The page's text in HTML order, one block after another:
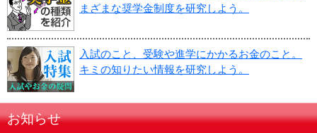
まざまな奨学金制度を研究しよう。
入試のこと、受験や進学にかかるお金のこと。
キミの知りたい情報を研究しよう。
お知らせ